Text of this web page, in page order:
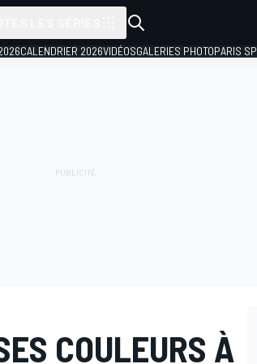
CALENDRIER 2026VIDÉOSGALERIES PHOTOPARIS
COULEURS À